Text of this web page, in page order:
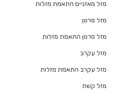
מזל מאזניים התאמת מזלות
מזל סרטן
מזל סרטן התאמת מזלות
מזל עקרב
מזל עקרב התאמת מזלות
מזל קשת